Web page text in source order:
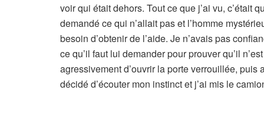
voir qui était dehors. Tout ce que j’ai vu, c’était
demandé ce qui n’allait pas et l’homme
besoin d’obtenir de l’aide. Je n’avais pas
ce qu’il faut lui demander pour prouver qu’il
agressivement d’ouvrir la porte verrouillée,
décidé d’écouter mon instinct et j’ai mis le